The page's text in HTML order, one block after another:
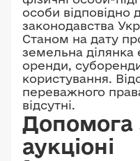
особи відповідно
законодавства
Станом на дату
земельна ділянка
оренди,
користування.
переважного
відсутні.
Допомога
аукціоні